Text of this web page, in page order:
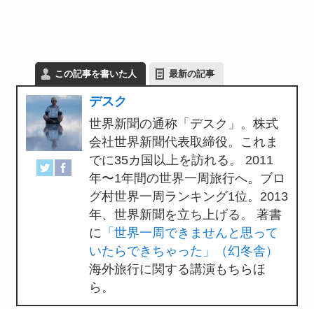
この記事を書いた人 最新の記事
デスク
世界新聞の通称「デスク」。株式
会社世界新聞代表取締役。これま
でに35カ国以上を訪れる。 2011
年〜1年間の世界一周旅行へ。ブロ
グ村世界一周ランキング1位。2013
年、世界新聞を立ち上げる。 著書
に 「世界一周できませんと思って
いたらできちゃった」（幻冬舎）
海外旅行に関する講演もちらほ
ら。